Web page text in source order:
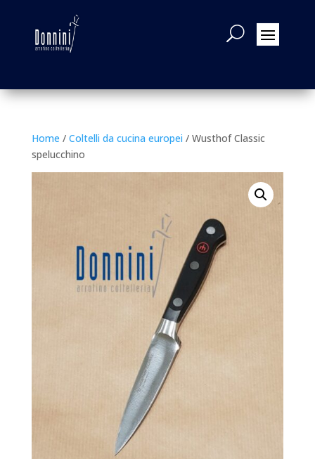
Home / Coltelli da cucina europei / Wusthof Classic
spelucchino